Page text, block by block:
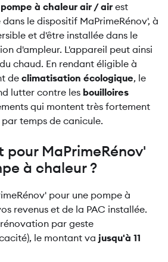
pompe à chaleur air / air est
le dispositif MaPrimeRénov', à
et d'être installée dans le
d'ampleur. L'appareil peut ainsi
chaud. En rendant éligible à
de climatisation écologique, le
lutter contre les bouilloires
qui montent très fortement
temps de canicule.
MaPrimeRénov'
à chaleur ?
pour une pompe à
revenus et de la PAC installée.
par geste
le montant va jusqu'à 11